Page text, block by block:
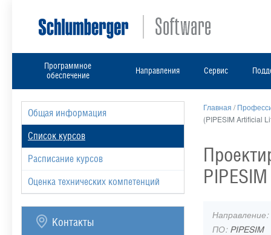
Программное
обеспечение
Направления Сервис
Общая информация
Список курсов
Расписание курсов
Оценка технических компетенций
Контакты
Главная /
(PIPESIM Artificial
Направление:
ПО:PIPESIM